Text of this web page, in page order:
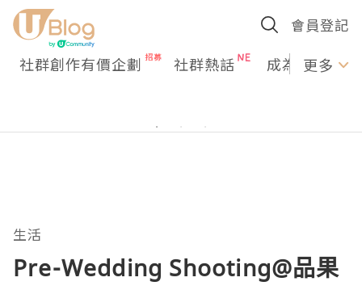
會員登記
社群創作有價企劃 社群熱話 成為U更多
生活
Pre-Wedding Shooting@品果